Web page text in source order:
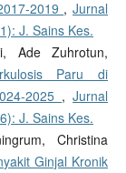
2019 ,Jurnal
J. Sains Kes.
Ade Zuhrotun,
Paru di
2025 ,Jurnal
J. Sains Kes.
Christina
Ginjal Kronik